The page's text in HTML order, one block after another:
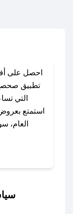
احصل على
تطبيق
التي
استمتع
العام،
اليوم
باستخدام